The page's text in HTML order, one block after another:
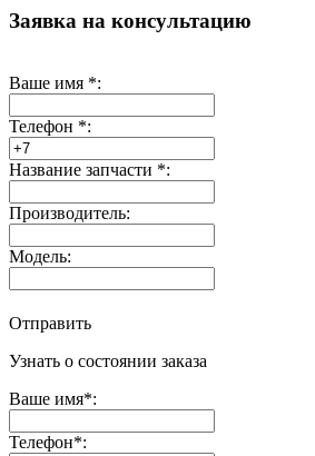
Заявка на консультацию
Ваше имя *:
Телефон *:
Название запчасти *:
Производитель:
Модель:
Отправить
Узнать о состоянии заказа
Ваше имя*:
Телефон*: